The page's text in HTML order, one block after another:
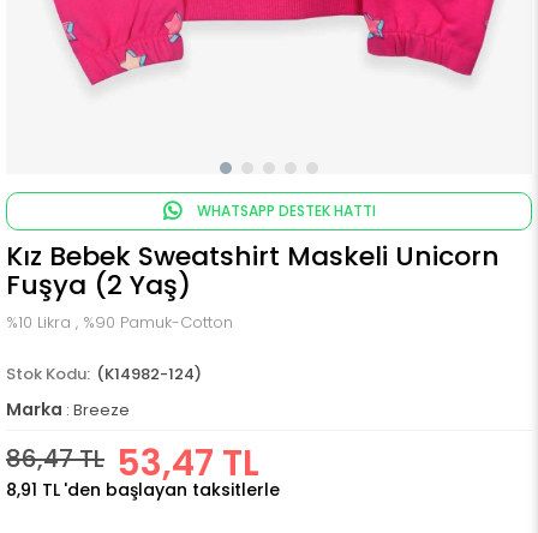
WHATSAPP DESTEK HATTI
Kız Bebek Sweatshirt Maskeli Unicorn
Fuşya (2 Yaş)
%10 Likra , %90 Pamuk-Cotton
(K14982-124)
Marka : Breeze
86,47 TL 53,47 TL
8,91 TL 'den başlayan taksitlerle